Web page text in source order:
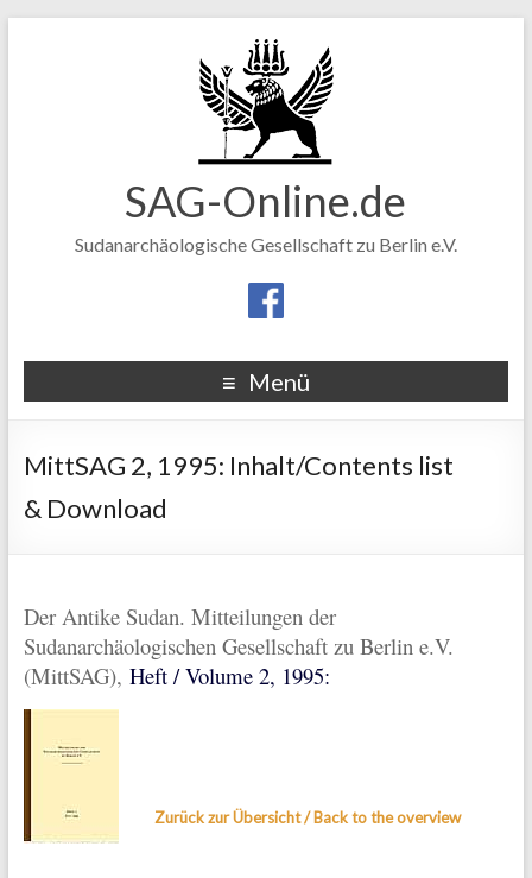
SAG-Online.de
Sudanarchäologische Gesellschaft zu Berlin e.V.
Menü
MittSAG 2, 1995: Inhalt/Contents list
& Download
Der Antike Sudan. Mitteilungen der
Sudanarchäologischen Gesellschaft zu Berlin e.V.
(MittSAG), Heft / Volume 2, 1995:
Zurück zur Übersicht / Back to the overview